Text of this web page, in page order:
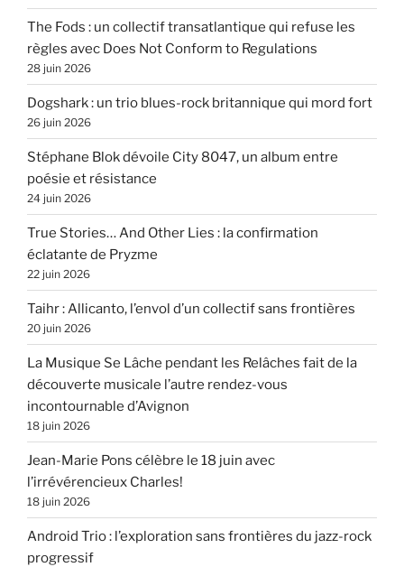
The Fods : un collectif transatlantique qui refuse les
règles avec Does Not Conform to Regulations
28 juin 2026
Dogshark : un trio blues-rock britannique qui mord fort
26 juin 2026
Stéphane Blok dévoile City 8047, un album entre
poésie et résistance
24 juin 2026
True Stories… And Other Lies : la confirmation
éclatante de Pryzme
22 juin 2026
Taihr : Allicanto, l’envol d’un collectif sans frontières
20 juin 2026
La Musique Se Lâche pendant les Relâches fait de la
découverte musicale l’autre rendez-vous
incontournable d’Avignon
18 juin 2026
Jean-Marie Pons célèbre le 18 juin avec
l’irrévérencieux Charles!
18 juin 2026
Android Trio : l’exploration sans frontières du jazz-rock
progressif